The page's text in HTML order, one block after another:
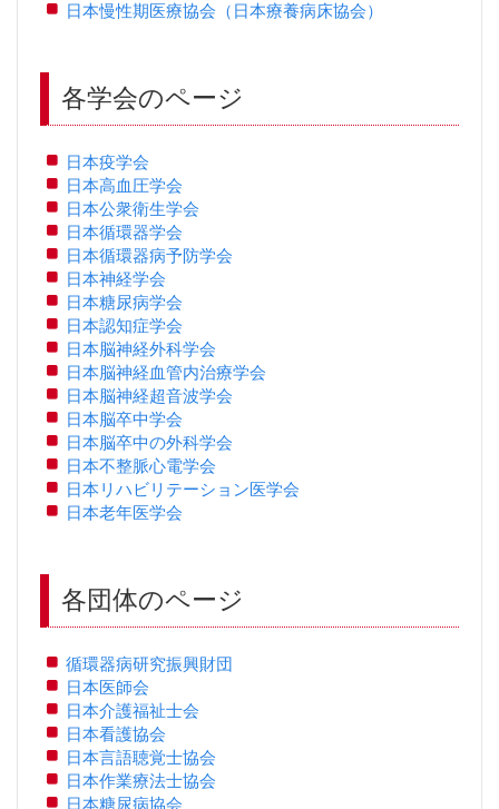
日本慢性期医療協会（日本療養病床協会）
各学会のページ
日本疫学会
日本高血圧学会
日本公衆衛生学会
日本循環器学会
日本循環器病予防学会
日本神経学会
日本糖尿病学会
日本認知症学会
日本脳神経外科学会
日本脳神経血管内治療学会
日本脳神経超音波学会
日本脳卒中学会
日本脳卒中の外科学会
日本不整脈心電学会
日本リハビリテーション医学会
日本老年医学会
各団体のページ
循環器病研究振興財団
日本医師会
日本介護福祉士会
日本看護協会
日本言語聴覚士協会
日本作業療法士協会
日本糖尿病協会